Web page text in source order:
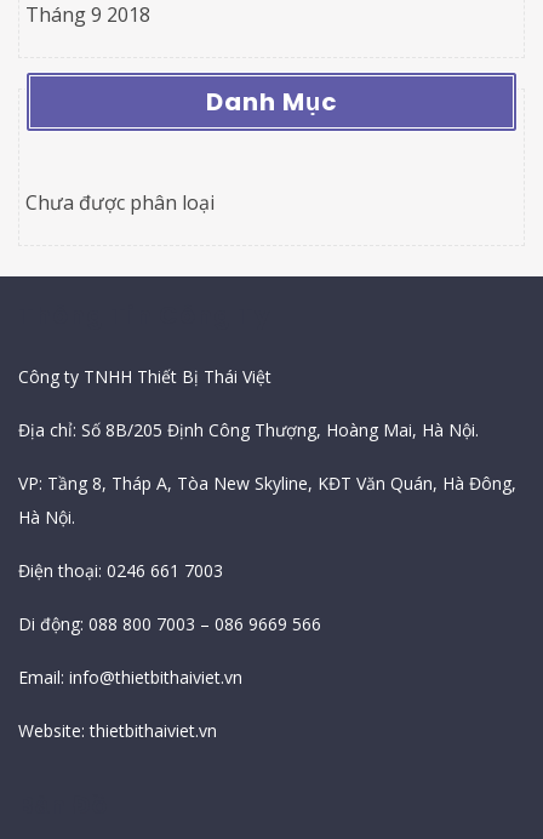
Tháng 9 2018
Danh Mục
Chưa được phân loại
Công ty TNHH Thiết Bị Thái Việt
Địa chỉ: Số 8B/205 Định Công Thượng, Hoàng Mai, Hà Nội.
VP: Tầng 8, Tháp A, Tòa New Skyline, KĐT Văn Quán, Hà Đông,
Hà Nội.
Điện thoại: 0246 661 7003
Di động: 088 800 7003 – 086 9669 566
Email: info@thietbithaiviet.vn
Website:thietbithaiviet.vn